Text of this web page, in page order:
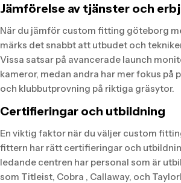
Jämförelse av tjänster och
När du jämför custom fitting göteborg
märks det snabbt att utbudet och
Vissa satsar på avancerade launch
kameror, medan andra har mer fokus på
och klubbutprovning på riktiga gräsytor.
Certifieringar och utbildning
En viktig faktor när du väljer custom
fittern har rätt certifieringar och
ledande centren har personal som är
som Titleist, Cobra , Callaway, och